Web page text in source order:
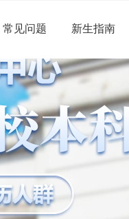
常见问题 新生指南